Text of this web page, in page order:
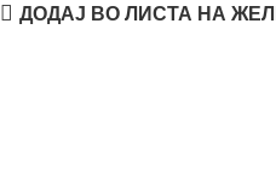
ДОДАЈ ВО ЛИСТА НА